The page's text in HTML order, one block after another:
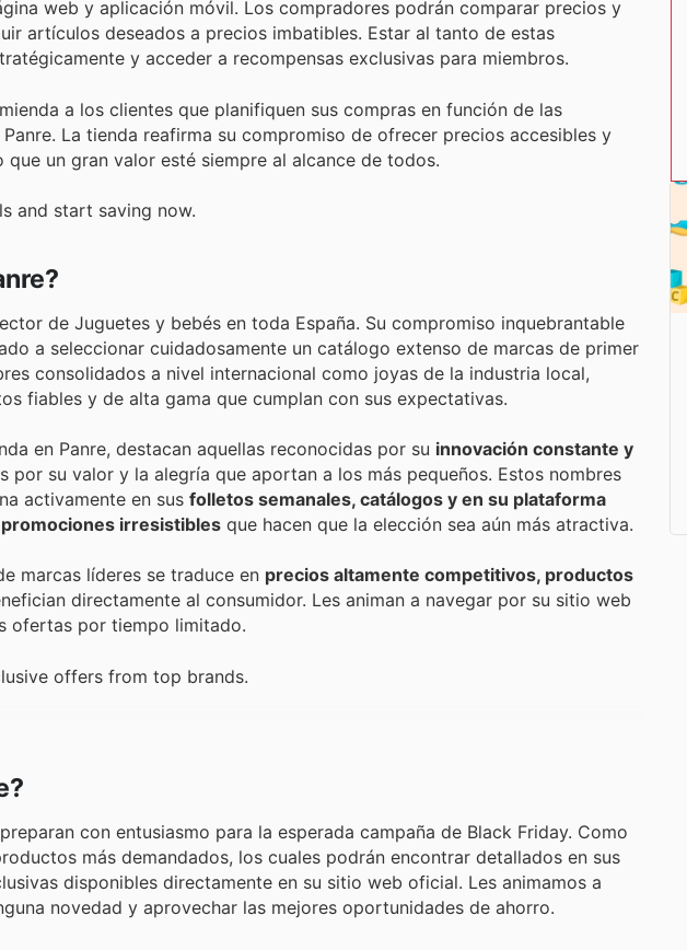
web y aplicación móvil. Los compradores podrán comparar precios y
artículos deseados a precios imbatibles. Estar al tanto de estas
y acceder a recompensas exclusivas para miembros.
a los clientes que planifiquen sus compras en función de las
La tienda reafirma su compromiso de ofrecer precios accesibles y
un gran valor esté siempre al alcance de todos.
and start saving now.
de Juguetes y bebés en toda España. Su compromiso inquebrantable
a seleccionar cuidadosamente un catálogo extenso de marcas de primer
consolidados a nivel internacional como joyas de la industria local,
fiables y de alta gama que cumplan con sus expectativas.
en Panre, destacan aquellas reconocidas por su innovación constante y
por su valor y la alegría que aportan a los más pequeños. Estos nombres
activamente en sus folletos semanales, catálogos y en su plataforma
irresistibles que hacen que la elección sea aún más atractiva.
marcas líderes se traduce en precios altamente competitivos, productos
directamente al consumidor. Les animan a navegar por su sitio web
ofertas por tiempo limitado.
offers from top brands.
con entusiasmo para la esperada campaña de Black Friday. Como
más demandados, los cuales podrán encontrar detallados en sus
disponibles directamente en su sitio web oficial. Les animamos a
novedad y aprovechar las mejores oportunidades de ahorro.